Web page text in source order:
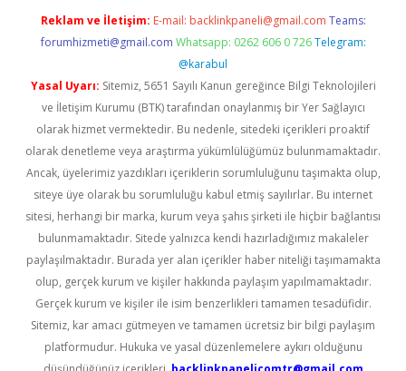
Reklam ve İletişim: E-mail: backlinkpaneli@gmail.com Teams:
forumhizmeti@gmail.com Whatsapp: 0262 606 0 726 Telegram:
@karabul
Yasal Uyarı: Sitemiz, 5651 Sayılı Kanun gereğince Bilgi Teknolojileri
ve İletişim Kurumu (BTK) tarafından onaylanmış bir Yer Sağlayıcı
olarak hizmet vermektedir. Bu nedenle, sitedeki içerikleri proaktif
olarak denetleme veya araştırma yükümlülüğümüz bulunmamaktadır.
Ancak, üyelerimiz yazdıkları içeriklerin sorumluluğunu taşımakta olup,
siteye üye olarak bu sorumluluğu kabul etmiş sayılırlar. Bu internet
sitesi, herhangi bir marka, kurum veya şahıs şirketi ile hiçbir bağlantısı
bulunmamaktadır. Sitede yalnızca kendi hazırladığımız makaleler
paylaşılmaktadır. Burada yer alan içerikler haber niteliği taşımamakta
olup, gerçek kurum ve kişiler hakkında paylaşım yapılmamaktadır.
Gerçek kurum ve kişiler ile isim benzerlikleri tamamen tesadüfidir.
Sitemiz, kar amacı gütmeyen ve tamamen ücretsiz bir bilgi paylaşım
platformudur. Hukuka ve yasal düzenlemelere aykırı olduğunu